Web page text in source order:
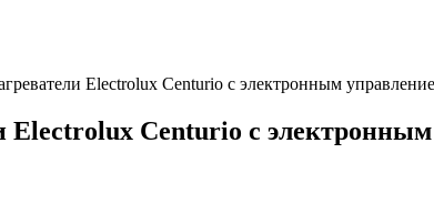
Electrolux Centurio с электронным
Electrolux Centurio с